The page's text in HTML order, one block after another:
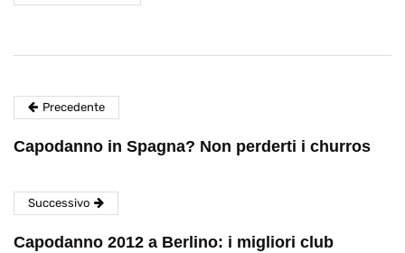
Precedente
Capodanno in Spagna? Non perderti i churros
Successivo
Capodanno 2012 a Berlino: i migliori club